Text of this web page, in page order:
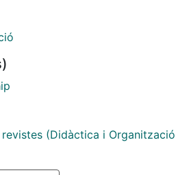
sugerimos ideas a las
funciones directivas y a
(Didàctica i Organització